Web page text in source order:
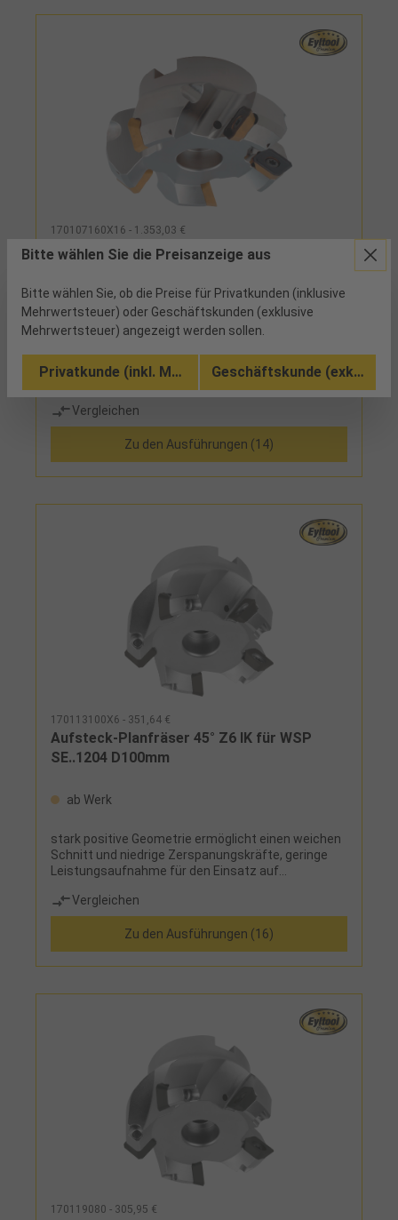
170107160X16 - 1.353,03 €
Aufsteck-Planfräser 45° Z16 IK für WSP
ab Werk
Oberflächengüten
Vergleichen
Zu den Ausführungen (14)
170113100X6 - 351,64 €
Aufsteck-Planfräser 45° Z6 IK für WSP
SE..1204 D100mm
ab Werk
stark positive Geometrie ermöglicht einen weichen
Schnitt und niedrige Zerspanungskräfte, geringe
Leistungsaufnahme für den Einsatz auf
Vergleichen
Zu den Ausführungen (16)
170119080 - 305,95 €
Bitte wählen Sie die Preisanzeige aus
Bitte wählen Sie, ob die Preise für Privatkunden (inklusive
Mehrwertsteuer) oder Geschäftskunden (exklusive
Mehrwertsteuer) angezeigt werden sollen.
Privatkunde (inkl. MwSt.) Geschäftskunde (exkl.